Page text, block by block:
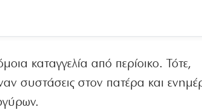
καταγγελία από περίοικο. Τότε,
συστάσεις στον πατέρα και